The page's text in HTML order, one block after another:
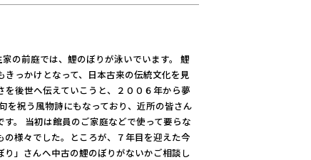
の前庭では、鯉のぼりが泳いでいます。 鯉
っかけとなって、日本古来の伝統文化を見
後世へ伝えていこうと、２００６年から夢
を祝う風物詩にもなっており、近所の皆さん
。 当初は館員のご家庭などで使って要らな
様々でした。ところが、７年目を迎えた今
」さんへ中古の鯉のぼりがないかご相談し